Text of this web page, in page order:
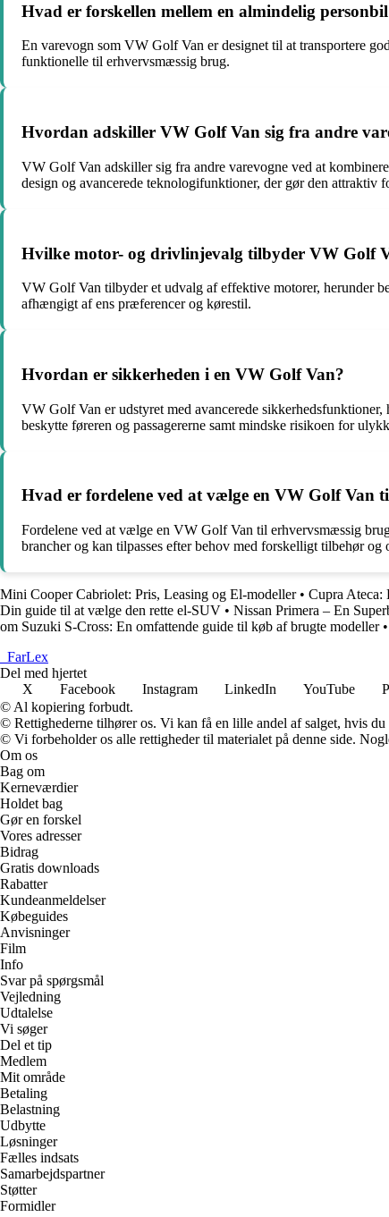
Hvad er forskellen mellem en almindelig
En varevogn som VW Golf Van er designet til at transportere
funktionelle til erhvervsmæssig brug.
Hvordan adskiller VW Golf Van sig fra andre
VW Golf Van adskiller sig fra andre varevogne ved at
design og avancerede teknologifunktioner, der gør den attraktiv
Hvilke motor- og drivlinjevalg tilbyder VW Golf
VW Golf Van tilbyder et udvalg af effektive motorer, herunder
afhængigt af ens præferencer og kørestil.
Hvordan er sikkerheden i en VW Golf Van?
VW Golf Van er udstyret med avancerede
beskytte føreren og passagererne samt mindske risikoen for
Hvad er fordelene ved at vælge en VW Golf Van
Fordelene ved at vælge en VW Golf Van til erhvervsmæssig
brancher og kan tilpasses efter behov med forskelligt tilbehør og
Mini Cooper Cabriolet: Pris, Leasing og El-modeller• Cupra Ateca:
Din guide til at vælge den rette el-SUV • Nissan Primera – En
om Suzuki S-Cross: En omfattende guide til køb af brugte modeller•
FarLex
Del med hjertet
X
Facebook Instagram LinkedIn YouTube
© Al kopiering forbudt.
© Rettighederne tilhører os. Vi kan få en lille andel af salget, hvis
© Vi forbeholder os alle rettigheder til materialet på denne side.
Om os
Bag om
Kerneværdier
Holdet bag
Gør en forskel
Vores adresser
Bidrag
Gratis downloads
Rabatter
Kundeanmeldelser
Købeguides
Anvisninger
Film
Info
Svar på spørgsmål
Vejledning
Udtalelse
Vi søger
Del et tip
Medlem
Mit område
Betaling
Belastning
Udbytte
Løsninger
Fælles indsats
Samarbejdspartner
Støtter
Formidler